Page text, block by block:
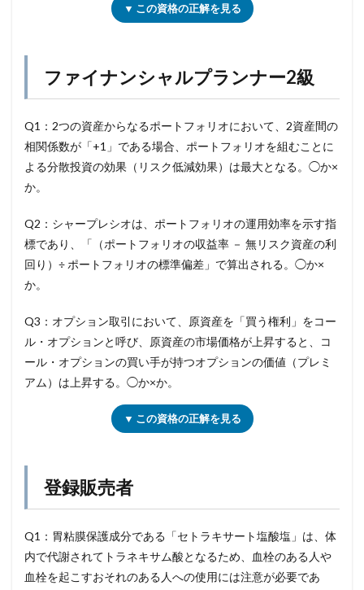
▼ この資格の正解を見る
ファイナンシャルプランナー2級
Q1：2つの資産からなるポートフォリオにおいて、2資産間の
相関係数が「+1」である場合、ポートフォリオを組むことに
よる分散投資の効果（リスク低減効果）は最大となる。◯か×
か。
Q2：シャープレシオは、ポートフォリオの運用効率を示す指
標であり、「（ポートフォリオの収益率 － 無リスク資産の利
回り）÷ ポートフォリオの標準偏差」で算出される。◯か×
か。
Q3：オプション取引において、原資産を「買う権利」をコー
ル・オプションと呼び、原資産の市場価格が上昇すると、コ
ール・オプションの買い手が持つオプションの価値（プレミ
アム）は上昇する。◯か×か。
▼ この資格の正解を見る
登録販売者
Q1：胃粘膜保護成分である「セトラキサート塩酸塩」は、体
内で代謝されてトラネキサム酸となるため、血栓のある人や
血栓を起こすおそれのある人への使用には注意が必要であ